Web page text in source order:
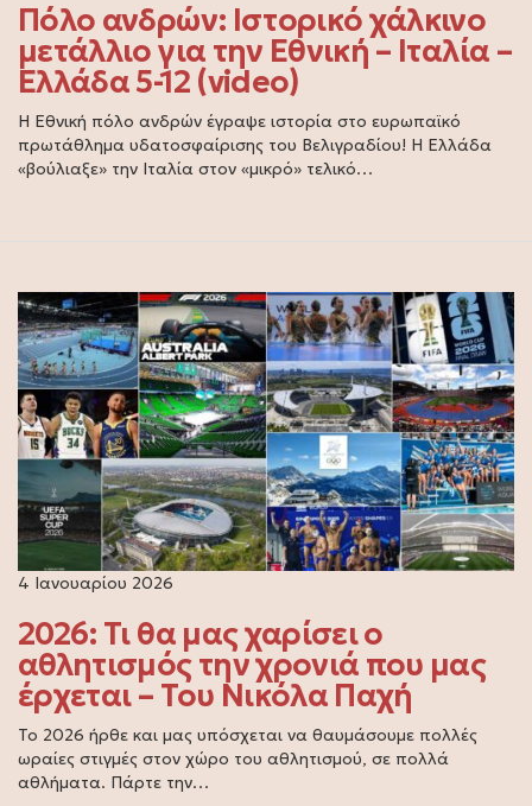
Πόλο ανδρών: Ιστορικό χάλκινο
μετάλλιο για την Εθνική – Ιταλία –
Ελλάδα 5-12 (video)
Η Εθνική πόλο ανδρών έγραψε ιστορία στο ευρωπαϊκό
πρωτάθλημα υδατοσφαίρισης του Βελιγραδίου! Η Ελλάδα
«βούλιαξε» την Ιταλία στον «μικρό» τελικό…
4 Ιανουαρίου 2026
2026: Τι θα μας χαρίσει ο
αθλητισμός την χρονιά που μας
έρχεται – Του Νικόλα Παχή
Το 2026 ήρθε και μας υπόσχεται να θαυμάσουμε πολλές
ωραίες στιγμές στον χώρο του αθλητισμού, σε πολλά
αθλήματα. Πάρτε την…